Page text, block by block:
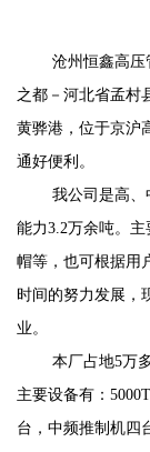
沧州恒鑫高压
之都－河北省孟村
黄骅港，位于京沪
通好便利。
我公司是高
能力3.2万余吨。
帽等，也可根据用
时间的努力发展，
业。
本厂占地5万
主要设备有：
台，中频推制机四